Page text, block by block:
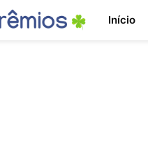
Início